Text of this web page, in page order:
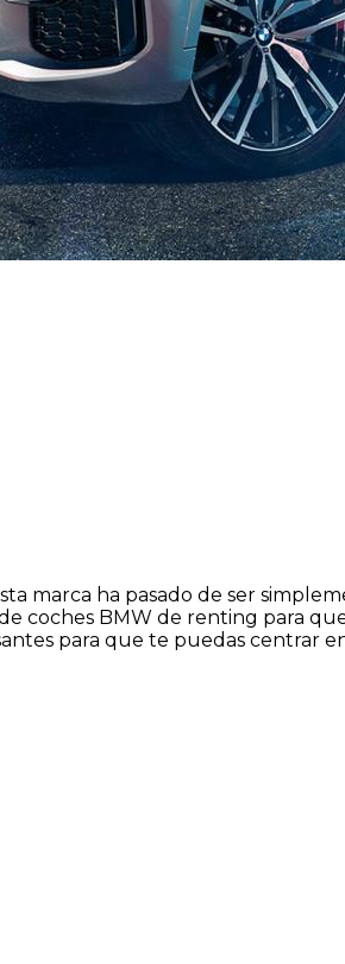
marca ha pasado de ser
BMW de renting para
para que te puedas centrar